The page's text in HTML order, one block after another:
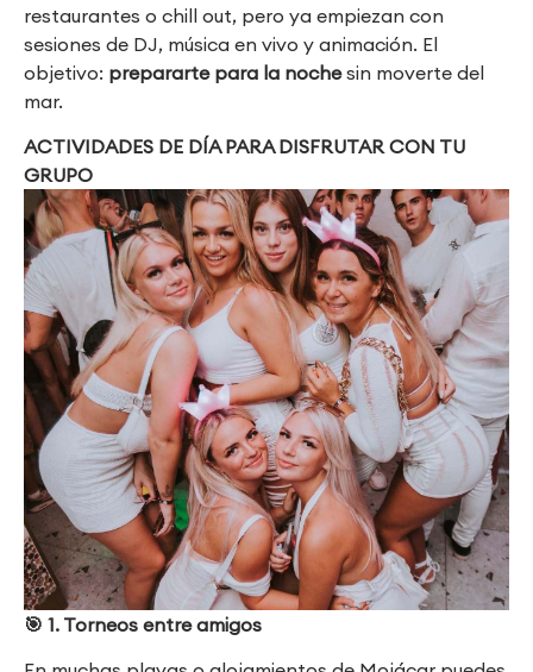
restaurantes o chill out, pero ya empiezan con
sesiones de DJ, música en vivo y animación. El
objetivo: prepararte para la nochesin moverte del
mar.
ACTIVIDADES DE DÍA PARA DISFRUTAR CON TU
GRUPO
🎯 1. Torneos entre amigos